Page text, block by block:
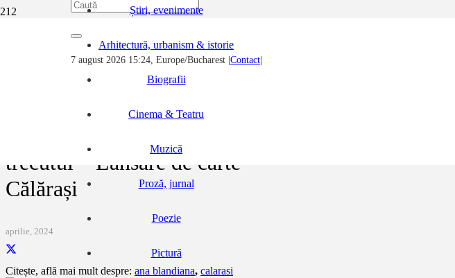
7 august 2026 15:24, Europe/Bucharest |Contact|
Știri, evenimente
Arhitectură, urbanism & istorie
Biografii
Cinema & Teatru
Muzică
Proză, jurnal
Poezie
Pictură
Noutăți, evenimente, știri...
Ana Blandiana – Mai mult ca trecutul – Lansare de carte – Călărași
trecutul – Lansare de carte –
Călărași
aprilie, 2024
Citește, află mai mult despre: ana blandiana, calarasi